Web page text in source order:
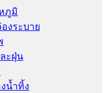
ภูมิ
งระบาย
ละฝุ่น
น้ำทิ้ง